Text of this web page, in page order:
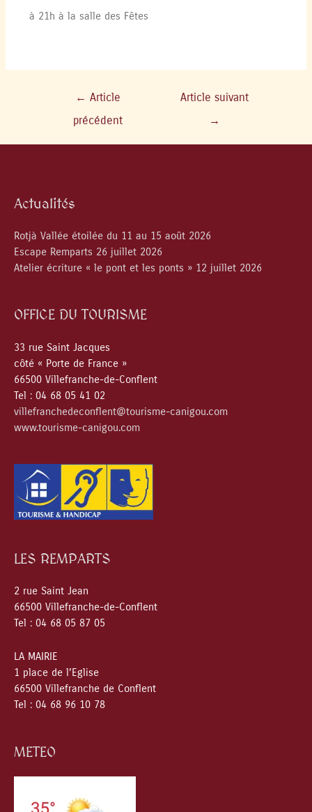
à 21h à la salle des Fêtes
← Article
précédent
Article suivant
→
Actualités
Rotjà Vallée étoilée du 11 au 15 août 2026
Escape Remparts 26 juillet 2026
Atelier écriture « le pont et les ponts » 12 juillet 2026
OFFICE DU TOURISME
33 rue Saint Jacques
côté « Porte de France »
66500 Villefranche-de-Conflent
Tel : 04 68 05 41 02
villefranchedeconflent@tourisme-canigou.com
www.tourisme-canigou.com
LES REMPARTS
2 rue Saint Jean
66500 Villefranche-de-Conflent
Tel : 04 68 05 87 05
LA MAIRIE
1 place de l’Eglise
66500 Villefranche de Conflent
Tel : 04 68 96 10 78
METEO